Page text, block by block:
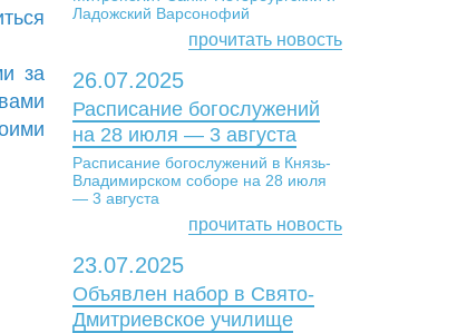
за
Ладожский Варсонофий
прочитать новость
26.07.2025
Расписание богослужений
на 28 июля — 3 августа
Расписание богослужений в Князь-
Владимирском соборе на 28 июля
— 3 августа
прочитать новость
23.07.2025
Объявлен набор в Свято-
Дмитриевское училище